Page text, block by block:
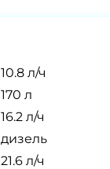
10.8 л/ч
170 л
16.2 л/ч
дизель
21.6 л/ч